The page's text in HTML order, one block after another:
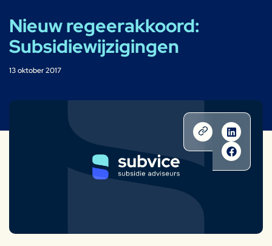
Nieuw regeerakkoord:
Subsidiewijzigingen
13 oktober 2017